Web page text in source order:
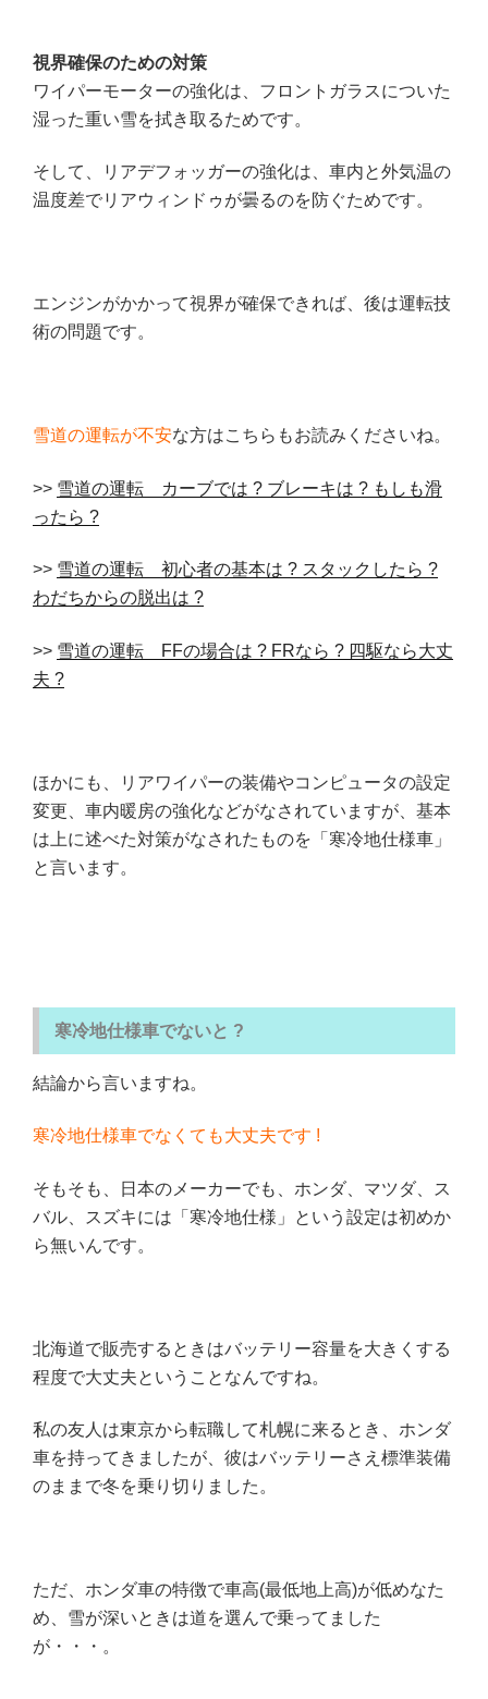
視界確保のための対策
ワイパーモーターの強化は、フロントガラスについた
湿った重い雪を拭き取るためです。
そして、リアデフォッガーの強化は、車内と外気温の
温度差でリアウィンドゥが曇るのを防ぐためです。
エンジンがかかって視界が確保できれば、後は運転技
術の問題です。
雪道の運転が不安な方はこちらもお読みくださいね。
>> 雪道の運転 カーブでは ? ブレーキは ? もしも滑
ったら ?
>> 雪道の運転 初心者の基本は ? スタックしたら ?
わだちからの脱出は ?
>> 雪道の運転 FFの場合は ? FRなら ? 四駆なら大丈
夫 ?
ほかにも、リアワイパーの装備やコンピュータの設定
変更、車内暖房の強化などがなされていますが、基本
は上に述べた対策がなされたものを「寒冷地仕様車」
と言います。
寒冷地仕様車でないと ?
結論から言いますね。
寒冷地仕様車でなくても大丈夫です !
そもそも、日本のメーカーでも、ホンダ、マツダ、ス
バル、スズキには「寒冷地仕様」という設定は初めか
ら無いんです。
北海道で販売するときはバッテリー容量を大きくする
程度で大丈夫ということなんですね。
私の友人は東京から転職して札幌に来るとき、ホンダ
車を持ってきましたが、彼はバッテリーさえ標準装備
のままで冬を乗り切りました。
ただ、ホンダ車の特徴で車高(最低地上高)が低めなた
め、雪が深いときは道を選んで乗ってました
が・・・。